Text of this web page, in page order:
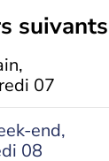
suivants
07
end,
08